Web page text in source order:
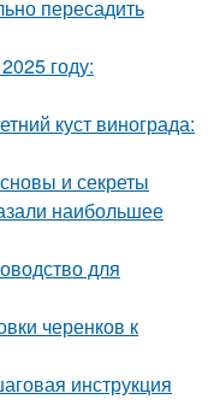
пересадить
году:
куст винограда:
и секреты
наибольшее
для
черенков к
инструкция